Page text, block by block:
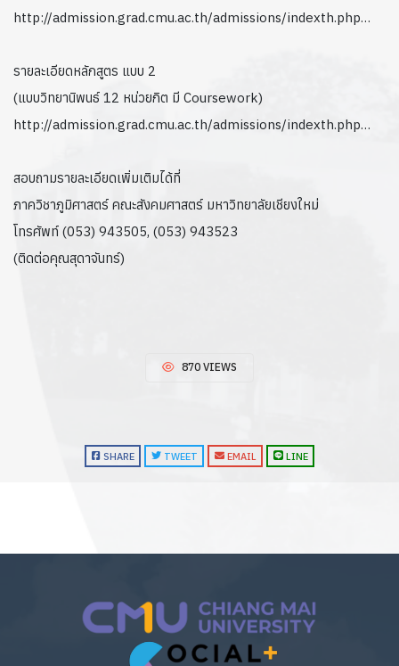
http://admission.grad.cmu.ac.th/admissions/indexth.php…
รายละเอียดหลักสูตร แบบ 2
(แบบวิทยานิพนธ์ 12 หน่วยกิต มี Coursework)
http://admission.grad.cmu.ac.th/admissions/indexth.php…
สอบถามรายละเอียดเพิ่มเติมได้ที่
ภาควิชาภูมิศาสตร์ คณะสังคมศาสตร์ มหาวิทยาลัยเชียงใหม่
โทรศัพท์ (053) 943505, (053) 943523
(ติดต่อคุณสุดาจันทร์)
870 VIEWS
SHARE TWEET EMAIL LINE